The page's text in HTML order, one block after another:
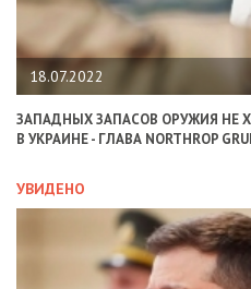
18.07.2022
ЗАПАДНЫХ ЗАПАСОВ ОРУЖИЯ НЕ
В УКРАИНЕ - ГЛАВА NORTHROP
УВИДЕНО